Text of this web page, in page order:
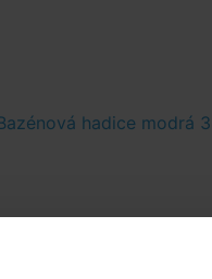
hadice modrá